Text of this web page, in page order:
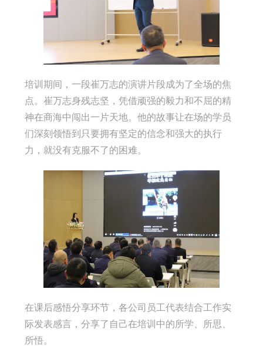
培训期间，一段崔万志的演讲片段成为了全场的焦
点。崔万志身残志坚，凭借顽强的毅力和不屈的精
神在商海中闯出一片天地。他的故事让在场的学员
们深刻领悟到只要拥有坚定的信念和强大的执行
力，就没有克服不了的困难。
在课后感悟分享环节，各公司员工代表结合工作实
际发表感言，分享了自己在培训中的所学、所思、
所悟。